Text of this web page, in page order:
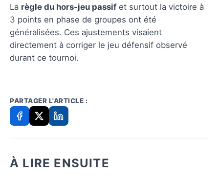
La règle du hors-jeu passifet surtout la victoire à
3 points en phase de groupes ont été
généralisées. Ces ajustements visaient
directement à corriger le jeu défensif observé
durant ce tournoi.
PARTAGER L'ARTICLE :
À LIRE ENSUITE